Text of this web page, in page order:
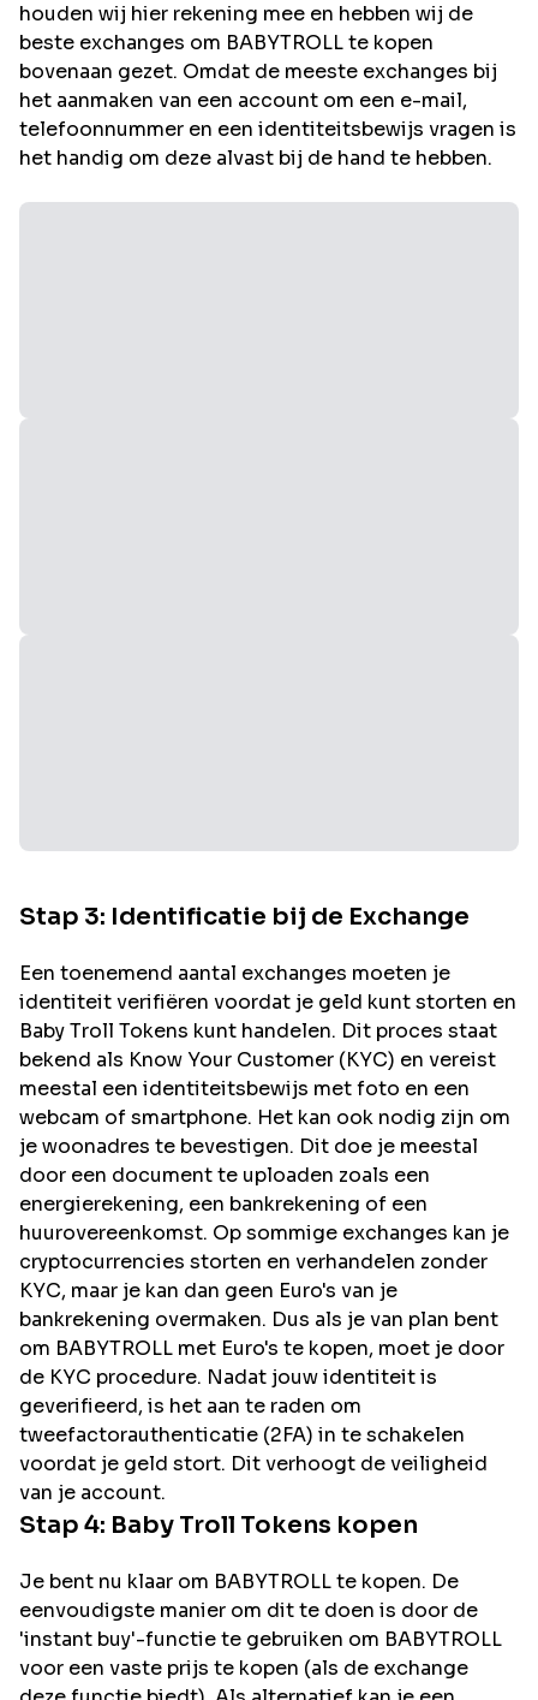
houden wij hier rekening mee en hebben wij de
beste exchanges om BABYTROLLte kopen
bovenaan gezet. Omdat de meeste exchanges bij
het aanmaken van een account om een e-mail,
telefoonnummer en een identiteitsbewijs vragen is
het handig om deze alvast bij de hand te hebben.
Stap 3: Identificatie bij de Exchange
Een toenemend aantal exchanges moeten je
identiteit verifiëren voordat je geld kunt storten en
Baby Troll Tokens kunt handelen. Dit proces staat
bekend als Know Your Customer (KYC) en vereist
meestal een identiteitsbewijs met foto en een
webcam of smartphone. Het kan ook nodig zijn om
je woonadres te bevestigen. Dit doe je meestal
door een document te uploaden zoals een
energierekening, een bankrekening of een
huurovereenkomst. Op sommige exchanges kan je
cryptocurrencies storten en verhandelen zonder
KYC, maar je kan dan geen Euro's van je
bankrekening overmaken. Dus als je van plan bent
om BABYTROLL met Euro's te kopen, moet je door
de KYC procedure. Nadat jouw identiteit is
geverifieerd, is het aan te raden om
tweefactorauthenticatie (2FA) in te schakelen
voordat je geld stort. Dit verhoogt de veiligheid
van je account.
Stap 4: Baby Troll Tokens kopen
Je bent nu klaar om BABYTROLL te kopen. De
eenvoudigste manier om dit te doen is door de
'instant buy'-functie te gebruiken om BABYTROLL
voor een vaste prijs te kopen (als de exchange